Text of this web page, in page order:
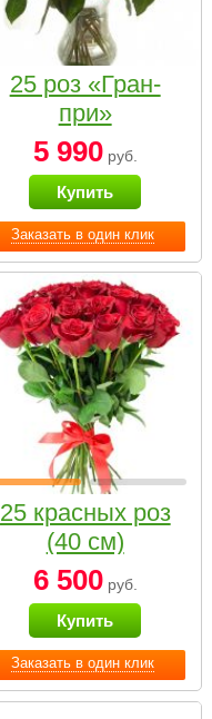
Заказать в один клик
25 роз «Гран-
при»
5 990руб.
Купить
Заказать в один клик
25 красных роз
(40 см)
6 500руб.
Купить